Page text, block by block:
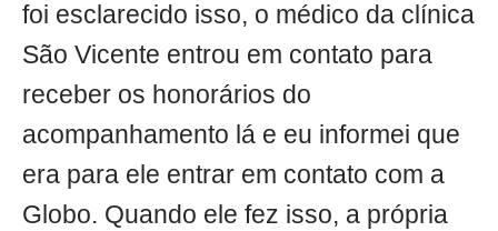
foi esclarecido isso, o médico da clínica
São Vicente entrou em contato para
receber os honorários do
acompanhamento lá e eu informei que
era para ele entrar em contato com a
Globo. Quando ele fez isso, a própria